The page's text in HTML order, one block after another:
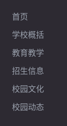
首页
学校概括
教育教学
招生信息
校园文化
校园动态